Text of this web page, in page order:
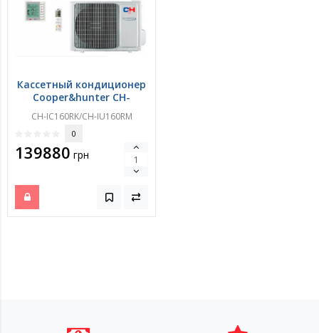
Кассетный кондиционер
Cooper&hunter CH-
IC160RK/CH-IU160RM
CH-IC160RK/CH-IU160RM
0
139880 грн